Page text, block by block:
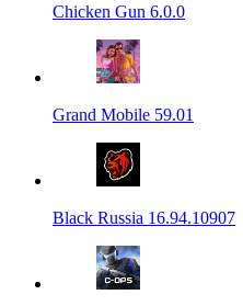
Chicken Gun 6.0.0
Grand Mobile 59.01
Black Russia 16.94.10907